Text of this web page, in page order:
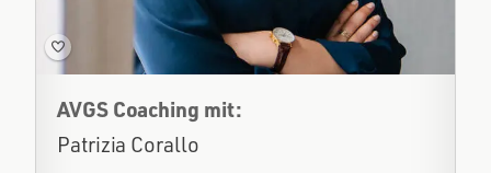
AVGS Coaching mit:
Patrizia Corallo